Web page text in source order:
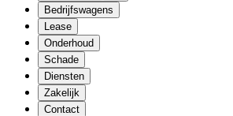
Bedrijfswagens
Lease
Onderhoud
Schade
Diensten
Zakelijk
Contact